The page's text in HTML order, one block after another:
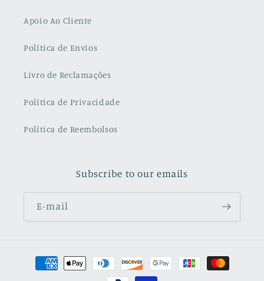
Apoio Ao Cliente
Política de Envios
Livro de Reclamações
Política de Privacidade
Política de Reembolsos
Subscribe to our emails
E-mail
Métodos